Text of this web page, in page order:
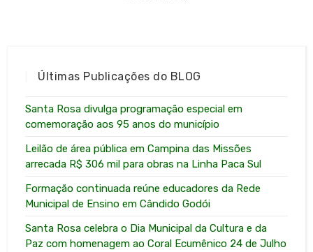
Últimas Publicações do BLOG
Santa Rosa divulga programação especial em
comemoração aos 95 anos do município
Leilão de área pública em Campina das Missões
arrecada R$ 306 mil para obras na Linha Paca Sul
Formação continuada reúne educadores da Rede
Municipal de Ensino em Cândido Godói
Santa Rosa celebra o Dia Municipal da Cultura e da
Paz com homenagem ao Coral Ecumênico 24 de Julho